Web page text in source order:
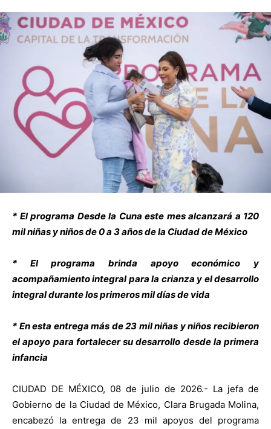
* El programa Desde la Cuna este mes alcanzará a 120
mil niñas y niños de 0 a 3 años de la Ciudad de México
* El programa brinda apoyo económico y
acompañamiento integral para la crianza y el desarrollo
integral durante los primeros mil días de vida
* En esta entrega más de 23 mil niñas y niños recibieron
el apoyo para fortalecer su desarrollo desde la primera
infancia
CIUDAD DE MÉXICO, 08 de julio de 2026.- La jefa de
Gobierno de la Ciudad de México, Clara Brugada Molina,
encabezó la entrega de 23 mil apoyos del programa